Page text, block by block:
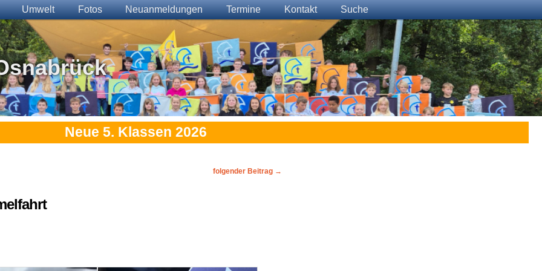
Umwelt Fotos Neuanmeldungen Termine Kontakt Suche
Neue 5. Klassen 2026
folgender Beitrag →